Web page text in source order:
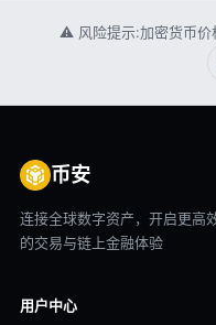
⚠ 风险提示:加密货币价
币安
连接全球数字资产，开启更高
的交易与链上金融体验
用户中心